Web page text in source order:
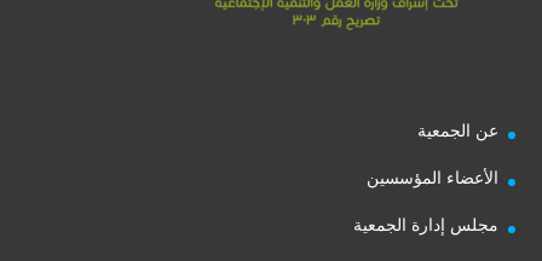
عن الجمعية
الأعضاء المؤسسين
مجلس إدارة الجمعية